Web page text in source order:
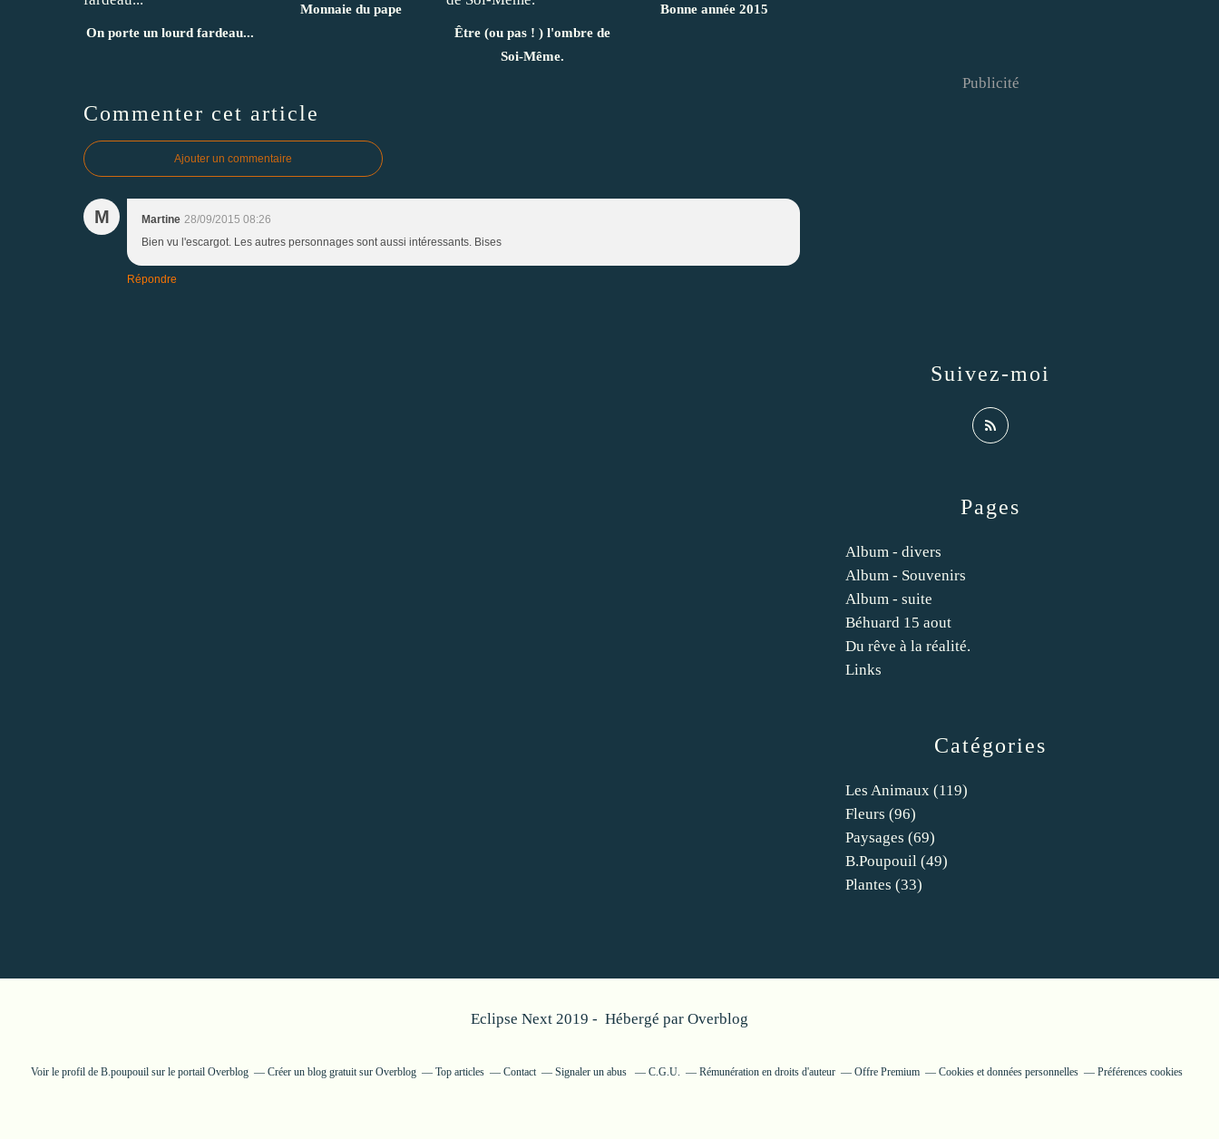
On porte un lourd fardeau...
Monnaie du pape
Être (ou pas ! ) l'ombre de
Soi-Même.
Bonne année 2015
Commenter cet article
Ajouter un commentaire
M Martine 28/09/2015 08:26
Bien vu l'escargot. Les autres personnages sont aussi intéressants. Bises
Répondre
Catégories
Les Animaux (119)
Fleurs (96)
Paysages (69)
B.poupouil (49)
Plantes (33)
Pages
Album - divers
Album - Souvenirs
Album - suite
Béhuard 15 aout
Du rêve à la réalité.
Links
Suivez-moi
Publicité
Eclipse Next 2019 - Hébergé par Overblog
Voir le profil de B.poupouil sur le portail Overblog Créer un blog gratuit sur Overblog Top articles Contact Signaler un abus C.G.U. Rémunération en droits d'auteur Offre Premium Cookies et données personnelles Préférences cookies